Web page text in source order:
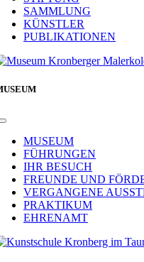
SAMMLUNG
KÜNSTLER
PUBLIKATIONEN
Toggle
NavigationMUSEUM
FÜHRUNGEN
IHR BESUCH
FREUNDE UND
VERGANGENE
PRAKTIKUM
EHRENAMT